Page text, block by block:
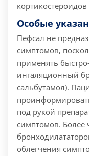
Особые
Пефсал не
симптомов,
применять
ингаляционный
сальбутамол).
под рукой
симптомов. Более
облегчения